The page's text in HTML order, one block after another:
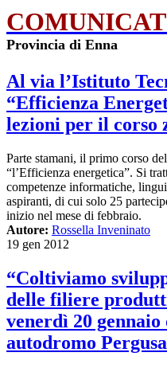
Provincia di Enna
Al via l’Istituto
“Efficienza
lezioni per il corso
Parte stamani, il primo corso
“l’Efficienza energetica”. Si
competenze informatiche,
aspiranti, di cui solo 25
inizio nel mese di febbraio.
Autore: Rossella Inveninato
19 gen 2012
“Coltiviamo
delle filiere
venerdì 20 gennaio
autodromo